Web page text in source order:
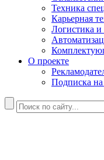
Техника
Карьерная
Логистика и
О проекте
Подписка